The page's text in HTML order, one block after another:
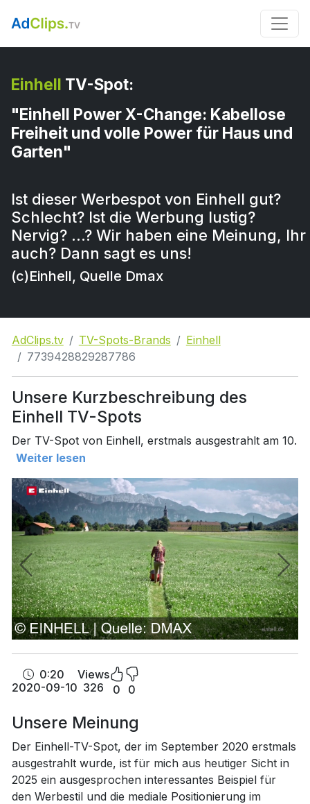
Einhell TV-Spot:
"Einhell Power X-Change: Kabellose
Freiheit und volle Power für Haus und
Garten"
Ist dieser Werbespot von Einhell gut?
Schlecht? Ist die Werbung lustig?
Nervig? …? Wir haben eine Meinung, Ihr
auch? Dann sagt es uns!
(c)Einhell, Quelle Dmax
AdClips.tv TV-Spots-Brands
Einhell
7739428829287786
Unsere Kurzbeschreibung des
Einhell TV-Spots
Der TV-Spot von Einhell, erstmals ausgestrahlt am 10.
Weiter lesen
0:20
2020-09-10
Views
326
0 0
Unsere Meinung
Der Einhell-TV-Spot, der im September 2020 erstmals
ausgestrahlt wurde, ist für mich aus heutiger Sicht in
2025 ein ausgesprochen interessantes Beispiel für
den Werbestil und die mediale Positionierung im